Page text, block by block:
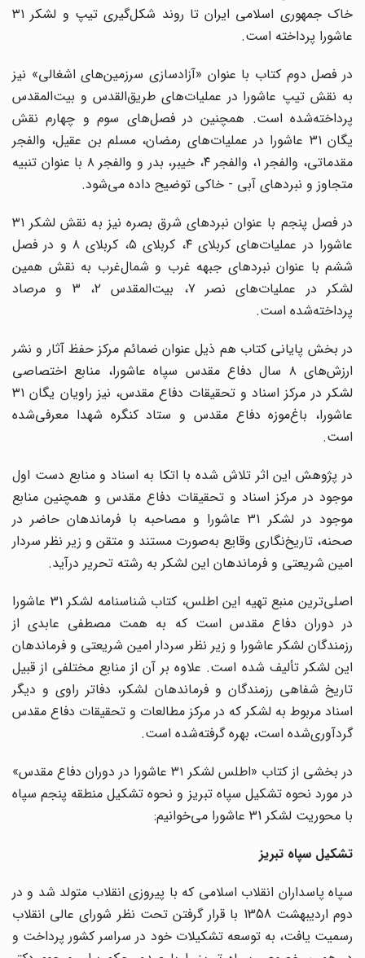
خاک جمهوری اسلامی ایران تا روند شکل‌گیری تیپ و لشکر ۳۱
عاشورا پرداخته است.
در فصل دوم کتاب با عنوان «آزادسازی سرزمین‌های اشغالی» نیز
به نقش تیپ عاشورا در عملیات‌های طریق‌القدس و بیت‌المقدس
پرداخته‌شده است. همچنین در فصل‌های سوم و چهارم نقش
یگان ۳۱ عاشورا در عملیات‌های رمضان، مسلم بن عقیل، والفجر
مقدماتی، والفجر ۱، والفجر ۴، خیبر، بدر و والفجر ۸ با عنوان تنبیه
متجاوز و نبردهای آبی - خاکی توضیح داده می‌شود.
در فصل پنجم با عنوان نبردهای شرق بصره نیز به نقش لشکر ۳۱
عاشورا در عملیات‌های کربلای ۴، کربلای ۵، کربلای ۸ و در فصل
ششم با عنوان نبردهای جبهه غرب و شمال‌غرب به نقش همین
لشکر در عملیات‌های نصر ۷، بیت‌المقدس ۲، ۳ و مرصاد
پرداخته‌شده است.
در بخش پایانی کتاب هم ذیل عنوان ضمائم مرکز حفظ آثار و نشر
ارزش‌های ۸ سال دفاع مقدس سپاه عاشورا، منابع اختصاصی
لشکر در مرکز اسناد و تحقیقات دفاع مقدس، نیز راویان یگان ۳۱
عاشورا، باغ‌موزه دفاع مقدس و ستاد کنگره شهدا معرفی‌شده
است.
در پژوهش این اثر تلاش شده با اتکا به اسناد و منابع دست اول
موجود در مرکز اسناد و تحقیقات دفاع مقدس و همچنین منابع
موجود در لشکر 31 عاشورا و مصاحبه با فرماندهان حاضر در
صحنه، تاریخ‌نگاری وقایع به‌صورت مستند و متقن و زیر نظر سردار
امین شریعتی و فرماندهان این لشکر به رشته تحریر درآید.
اصلی‌ترین منبع تهیه این اطلس، کتاب شناسنامه لشکر 31 عاشورا
در دوران دفاع مقدس است که به همت مصطفی عابدی از
رزمندگان لشکر عاشورا و زیر نظر سردار امین شریعتی و فرماندهان
این لشکر تألیف شده است. علاوه بر آن از منابع مختلفی از قبیل
تاریخ شفاهی رزمندگان و فرماندهان لشکر، دفاتر راوی و دیگر
اسناد مربوط به لشکر که در مرکز مطالعات و تحقیقات دفاع مقدس
گردآوری‌شده است، بهره گرفته‌شده است.
در بخشی از کتاب «اطلس لشکر ۳۱ عاشورا در دوران دفاع مقدس»
در مورد نحوه تشکیل سپاه تبریز و نحوه تشکیل منطقه پنجم سپاه
با محوریت لشکر 31 عاشورا می‌خوانیم:
تشکیل سپاه تبریز
سپاه پاسداران انقلاب اسلامی که با پیروزی انقلاب متولد شد و در
دوم اردیبهشت 1358 با قرار گرفتن تحت نظر شورای عالی انقلاب
رسمیت یافت، به توسعه تشکیلات خود در سراسر کشور پرداخت و